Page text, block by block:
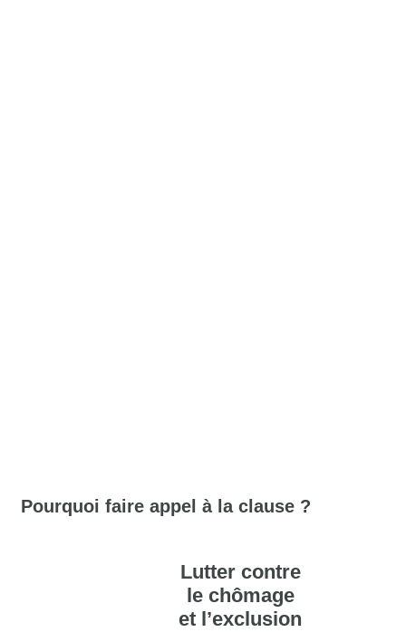
Pourquoi faire appel à la clause ?
Lutter contre
le chômage
et l’exclusion